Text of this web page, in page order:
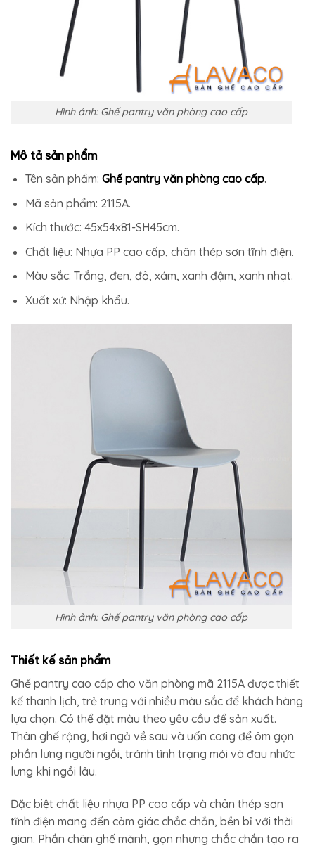
Hình ảnh: Ghế pantry văn phòng cao cấp
Mô tả sản phẩm
Tên sản phẩm: Ghế pantry văn phòng cao cấp.
Mã sản phẩm: 2115A.
Kích thước: 45x54x81-SH45cm.
Chất liệu: Nhựa PP cao cấp, chân thép sơn tĩnh điện.
Màu sắc: Trắng, đen, đỏ, xám, xanh đậm, xanh nhạt.
Xuất xứ: Nhập khẩu.
Hình ảnh: Ghế pantry văn phòng cao cấp
Thiết kế sản phẩm
Ghế pantry cao cấp cho văn phòng mã 2115A được thiết
kế thanh lịch, trẻ trung với nhiều màu sắc để khách hàng
lựa chọn. Có thể đặt màu theo yêu cầu để sản xuất.
Thân ghế rộng, hơi ngả về sau và uốn cong để ôm gọn
phần lưng người ngồi, tránh tình trạng mỏi và đau nhức
lưng khi ngồi lâu.
Đặc biệt chất liệu nhựa PP cao cấp và chân thép sơn
tĩnh điện mang đến cảm giác chắc chắn, bền bỉ với thời
gian. Phần chân ghế mảnh, gọn nhưng chắc chắn tạo ra